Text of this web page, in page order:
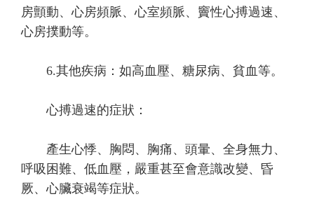
房顫動、心房頻脈、心室頻脈、竇性心搏過速、
心房撲動等。
6.其他疾病：如高血壓、糖尿病、貧血等。
心搏過速的症狀：
產生心悸、胸悶、胸痛、頭暈、全身無力、
呼吸困難、低血壓，嚴重甚至會意識改變、昏
厥、心臟衰竭等症狀。